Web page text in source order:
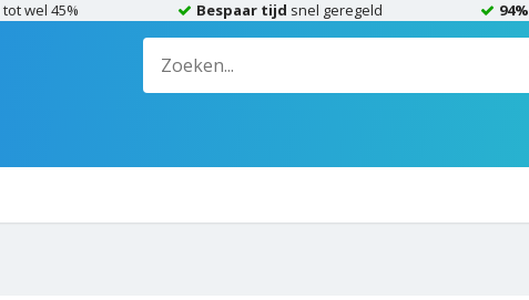
tot wel 45% Bespaar tijd snel geregeld 94%